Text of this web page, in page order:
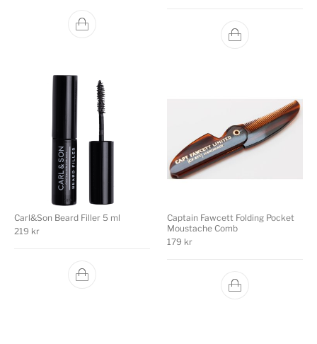
Carl&Son Beard Filler 5 ml
219 kr
Captain Fawcett Folding Pocket
Moustache Comb
179 kr